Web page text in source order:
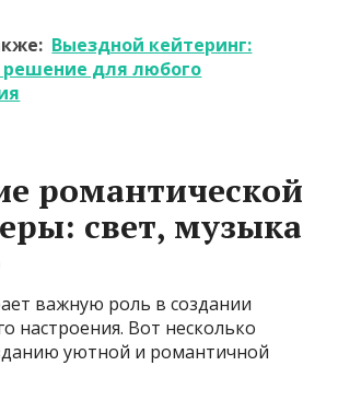
Выездной кейтеринг:
для любого
романтической
свет, музыка
важную роль в создании
настроения. Вот несколько
уютной и романтичной